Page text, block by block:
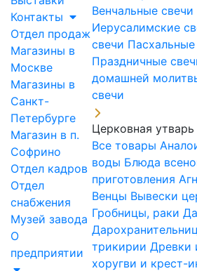
Контакты
Отдел продаж
Магазины в
Москве
Магазины в
Санкт-
Петербурге
Магазин в п.
Софрино
Отдел кадров
Отдел
снабжения
Музей завода
О
предприятии
Венчальные свечи
Иерусалимские
свечи Пасхальные
Праздничные
домашней
свечи
Церковная утварь
Все товары
воды Блюда
приготовления
Венцы Вывески
Гробницы, раки
трикирии Древки
хоругви и крест-